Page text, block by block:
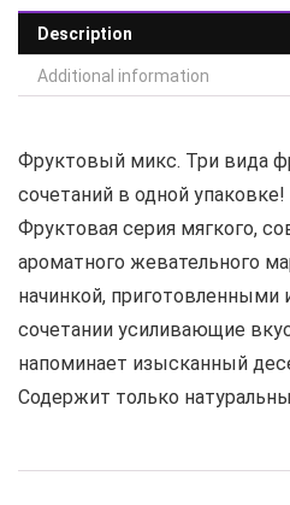
Description
Additional information
Фруктовый микс. Три вида
сочетаний в одной упаковке!
Фруктовая серия мягкого,
ароматного жевательного
начинкой, приготовленными
сочетании усиливающие
напоминает изысканный
Содержит только